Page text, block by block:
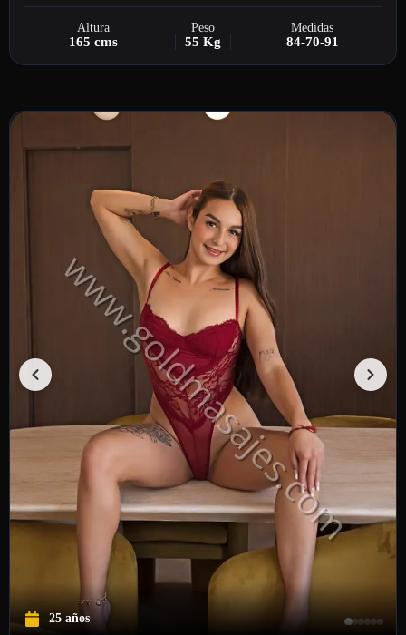
Altura Peso Medidas
165 cms 55 Kg 84-70-91
25 años